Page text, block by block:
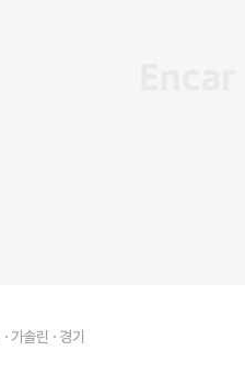
가솔린 경기